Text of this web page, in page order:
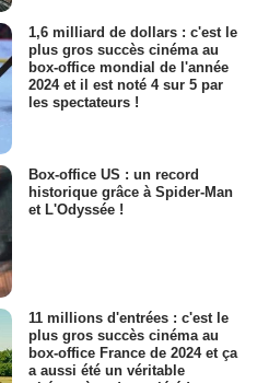
1,6 milliard de dollars : c'est le
plus gros succès cinéma au
box-office mondial de l'année
2024 et il est noté 4 sur 5 par
les spectateurs !
Box-office US : un record
historique grâce à Spider-Man
et L'Odyssée !
11 millions d'entrées : c'est le
plus gros succès cinéma au
box-office France de 2024 et ça
a aussi été un véritable